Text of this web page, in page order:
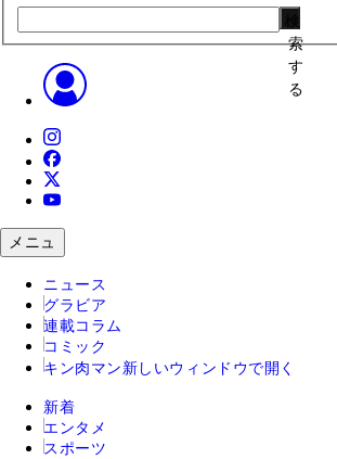
索
す
る
メニュ
ニュース
グラビア
連載コラム
コミック
キン肉マン 新しいウィンドウで開く
新着
エンタメ
スポーツ